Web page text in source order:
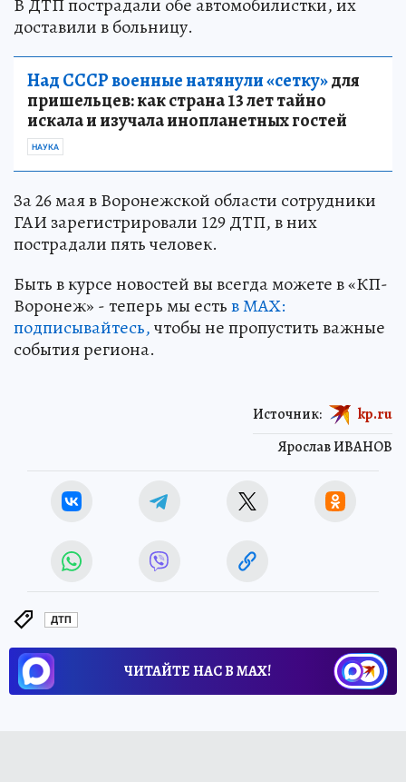
доставили в больницу.
Над СССР военные натянули «сетку»для
пришельцев: как страна 13 лет тайно
искала и изучала инопланетных гостей
НАУКА
За 26 мая в Воронежской области сотрудники
ГАИ зарегистрировали 129 ДТП, в них
пострадали пять человек.
Быть в курсе новостей вы всегда можете в «КП-
Воронеж» - теперь мы естьв МАХ:
подписывайтесь,чтобы не пропустить важные
события региона.
Ярослав ИВАНОВ
Источник: kp.ru
ДТП
ЧИТАЙТЕ НАС В МАХ!